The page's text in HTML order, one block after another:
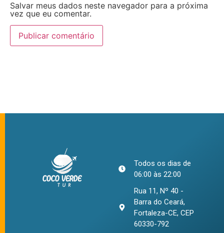
Salvar meus dados neste navegador para a próxima
vez que eu comentar.
Todos os dias de
06:00 às 22:00
Rua 11, Nº 40 -
Barra do Ceará,
Fortaleza-CE, CEP
60330-792